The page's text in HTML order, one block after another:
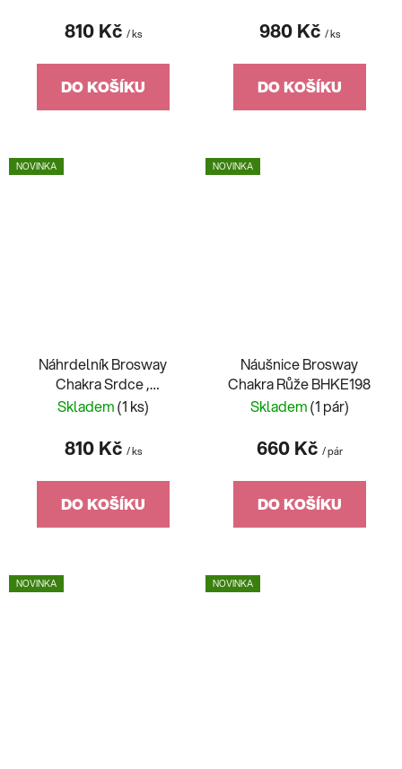
810 Kč / ks
DO KOŠÍKU
980 Kč / ks
DO KOŠÍKU
NOVINKA
Náhrdelník Brosway
Chakra Srdce ,
Nekonečno BHKLE03
Skladem(1 ks)
810 Kč / ks
DO KOŠÍKU
NOVINKA
Náušnice Brosway
Chakra Růže BHKE198
Skladem(1 pár)
660 Kč / pár
DO KOŠÍKU
NOVINKA NOVINKA